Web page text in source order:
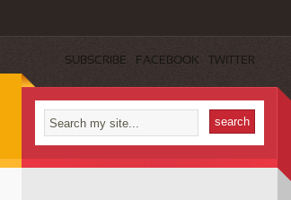
SUBSCRIBE FACEBOOK TWITTER